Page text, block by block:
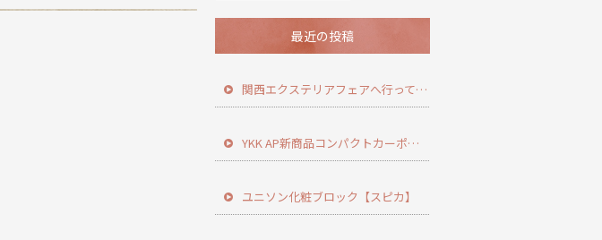
最近の投稿
関西エクステリアフェアへ行ってきました
YKK AP新商品コンパクトカーポート登場！
ユニソン化粧ブロック【スピカ】